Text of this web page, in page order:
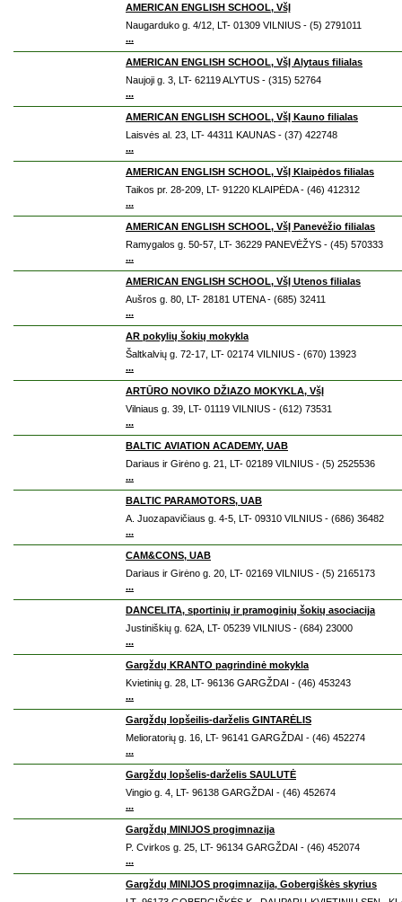
AMERICAN ENGLISH SCHOOL, VšĮ
Naugarduko g. 4/12, LT- 01309 VILNIUS - (5) 2791011
...
AMERICAN ENGLISH SCHOOL, VšĮ Alytaus filialas
Naujoji g. 3, LT- 62119 ALYTUS - (315) 52764
...
AMERICAN ENGLISH SCHOOL, VšĮ Kauno filialas
Laisvės al. 23, LT- 44311 KAUNAS - (37) 422748
...
AMERICAN ENGLISH SCHOOL, VšĮ Klaipėdos filialas
Taikos pr. 28-209, LT- 91220 KLAIPĖDA - (46) 412312
...
AMERICAN ENGLISH SCHOOL, VšĮ Panevėžio filialas
Ramygalos g. 50-57, LT- 36229 PANEVĖŽYS - (45) 570333
...
AMERICAN ENGLISH SCHOOL, VšĮ Utenos filialas
Aušros g. 80, LT- 28181 UTENA - (685) 32411
...
AR pokylių šokių mokykla
Šaltkalvių g. 72-17, LT- 02174 VILNIUS - (670) 13923
...
ARTŪRO NOVIKO DŽIAZO MOKYKLA, VšĮ
Vilniaus g. 39, LT- 01119 VILNIUS - (612) 73531
...
BALTIC AVIATION ACADEMY, UAB
Dariaus ir Girėno g. 21, LT- 02189 VILNIUS - (5) 2525536
...
BALTIC PARAMOTORS, UAB
A. Juozapavičiaus g. 4-5, LT- 09310 VILNIUS - (686) 36482
...
CAM&CONS, UAB
Dariaus ir Girėno g. 20, LT- 02169 VILNIUS - (5) 2165173
...
DANCELITA, sportinių ir pramoginių šokių asociacija
Justiniškių g. 62A, LT- 05239 VILNIUS - (684) 23000
...
Gargždų KRANTO pagrindinė mokykla
Kvietinių g. 28, LT- 96136 GARGŽDAI - (46) 453243
...
Gargždų lopšeilis-darželis GINTARĖLIS
Melioratorių g. 16, LT- 96141 GARGŽDAI - (46) 452274
...
Gargždų lopšelis-darželis SAULUTĖ
Vingio g. 4, LT- 96138 GARGŽDAI - (46) 452674
...
Gargždų MINIJOS progimnazija
P. Cvirkos g. 25, LT- 96134 GARGŽDAI - (46) 452074
...
Gargždų MINIJOS progimnazija, Gobergiškės skyrius